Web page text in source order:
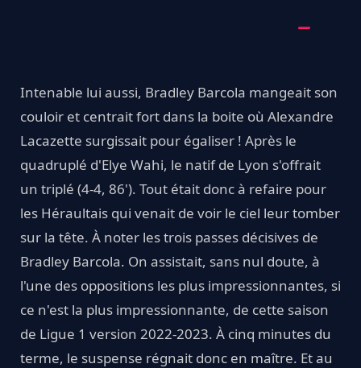
Intenable lui aussi, Bradley Barcola mangeait son
couloir et centrait fort dans la boite où Alexandre
Lacazette surgissait pour égaliser ! Après le
quadruplé d'Elye Wahi, le natif de Lyon s'offrait
un triplé (4-4, 86'). Tout était donc à refaire pour
les Héraultais qui venait de voir le ciel leur tomber
sur la tête. À noter les trois passes décisives de
Bradley Barcola. On assistait, sans nul doute, à
l'une des oppositions les plus impressionnantes, si
ce n'est la plus impressionnante, de cette saison
de Ligue 1 version 2022-2023. À cinq minutes du
terme, le suspense régnait donc en maître. Et au